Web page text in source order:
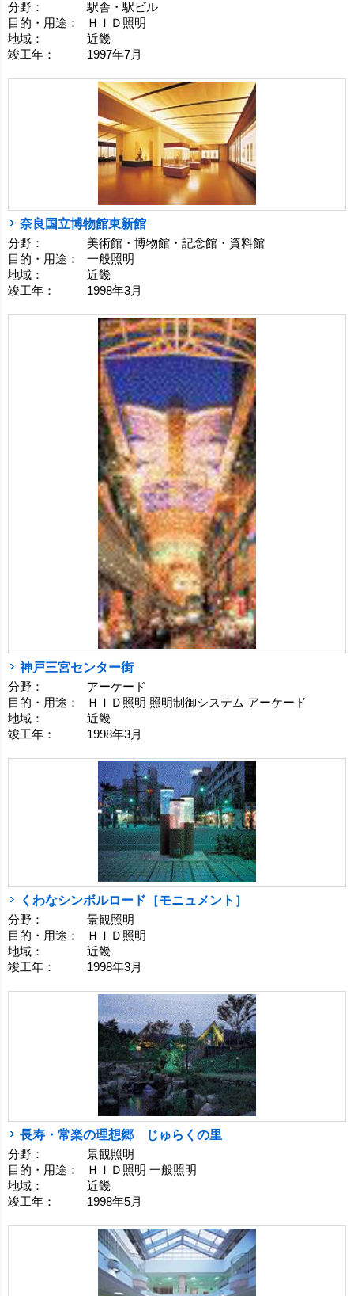
分野：
駅舎・駅ビル
目的・用途：
ＨＩＤ照明
地域：
近畿
竣工年：
1997年7月
奈良国立博物館東新館
分野：
美術館・博物館・記念館・資料館
目的・用途：
一般照明
地域：
近畿
竣工年：
1998年3月
神戸三宮センター街
分野：
アーケード
目的・用途：
ＨＩＤ照明 照明制御システム アーケード
地域：
近畿
竣工年：
1998年3月
くわなシンボルロード［モニュメント］
分野：
景観照明
目的・用途：
ＨＩＤ照明
地域：
近畿
竣工年：
1998年3月
長寿・常楽の理想郷 じゅらくの里
分野：
景観照明
目的・用途：
ＨＩＤ照明 一般照明
地域：
近畿
竣工年：
1998年5月